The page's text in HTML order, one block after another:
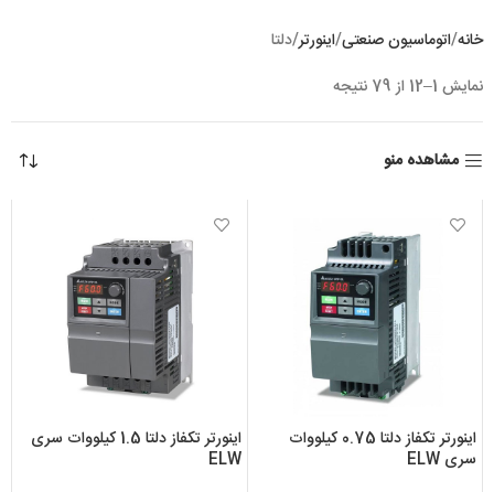
خانه اتوماسیون صنعتی اینورتر دلتا
نمایش 1–12 از 79 نتیجه
مشاهده منو
اینورتر تکفاز دلتا 0.75 کیلووات
سری ELW
اینورتر تکفاز دلتا 1.5 کیلووات سری
ELW